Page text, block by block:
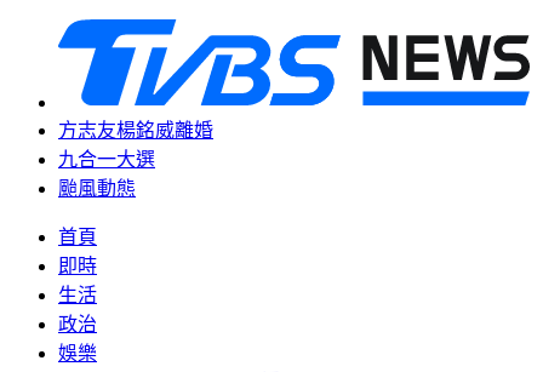
方志友楊銘威離婚
九合一大選
颱風動態
首頁
即時
生活
政治
娛樂